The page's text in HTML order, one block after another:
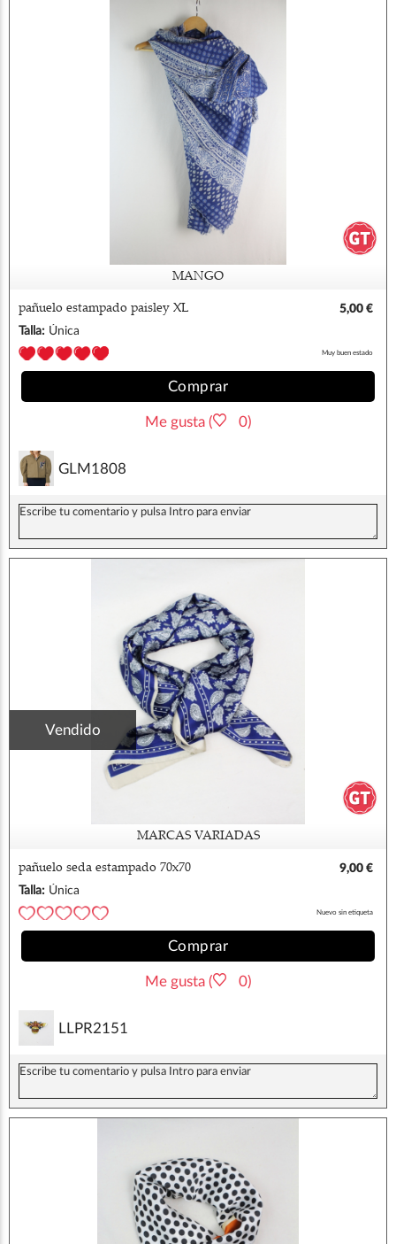
MANGO
pañuelo estampado paisley XL
5,00 €
Talla: Única
Muy buen estado
Comprar
Me gusta ( 0)
GLM1808
Vendido
MARCAS VARIADAS
pañuelo seda estampado 70x70
9,00 €
Talla: Única
Nuevo sin etiqueta
Comprar
Me gusta ( 0)
LLPR2151